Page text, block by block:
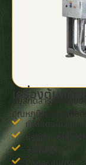
เครื่องต้มสกั
ต้มสกัดสารสำคัญข
อุณหภูมิของจุดเดือด
ถังสแตนเลสขนา
แรงดัน -600